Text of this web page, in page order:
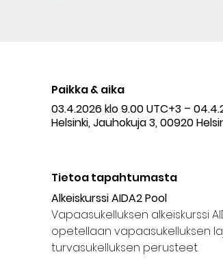
Paikka & aika
03.4.2026 klo 9.00 UTC+3 –
Helsinki, Jauhokuja 3, 00920
Tietoa tapahtumasta
Alkeiskurssi AIDA2 Pool
Vapaasukelluksen alkeiskurssi
opetellaan vapaasukelluksen
turvasukelluksen perusteet.